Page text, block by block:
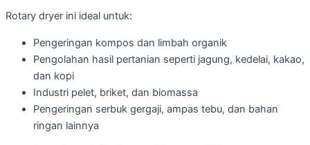
Rotary dryer ini ideal untuk:
Pengeringan kompos dan limbah organik
Pengolahan hasil pertanian seperti jagung, kedelai, kakao,
dan kopi
Industri pelet, briket, dan biomassa
Pengeringan serbuk gergaji, ampas tebu, dan bahan
ringan lainnya